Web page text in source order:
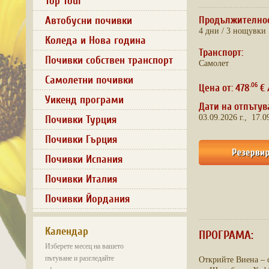
Автобусни почивки
Коледа и Нова година
Почивки собствен транспорт
Самолетни почивки
Уикенд програми
Почивки Турция
Почивки Гърция
Почивки Испания
Почивки Италия
Почивки Йордания
Календар
Изберете месец на вашето
пътуване и разгледайте
4 дни / 3 нощувки
Транспорт:
Самолет
Цена от: 478.06 €
Дати на
03.09.2026 г.,
ПРОГРАМА:
Открийте Виена –